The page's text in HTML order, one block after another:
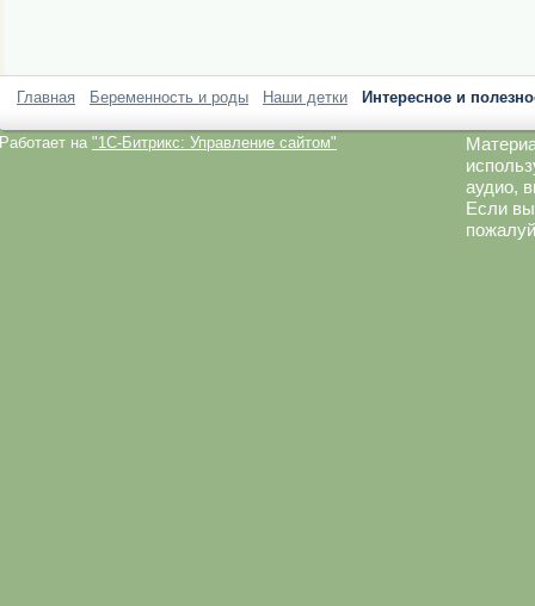
Главная Беременность и роды Наши детки Интересное и
Работает на "1C-Битрикс: Управление сайтом"
аудио,
Если вы